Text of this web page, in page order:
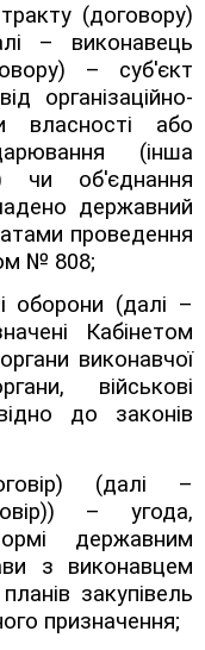
(договору)
– виконавець
– суб'єкт
організаційно-
або
(інша
чи об'єднання
державний
проведення
№ 808;
оборони (далі –
Кабінетом
виконавчої
військові
до законів
(далі –
– угода,
державним
з виконавцем
закупівель
призначення;